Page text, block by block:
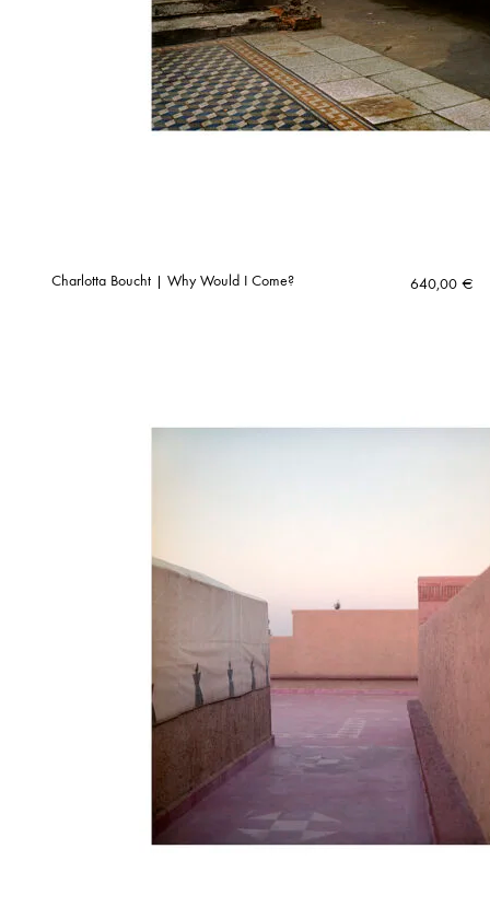
Charlotta Boucht | Why Would I Come? 640,00 €